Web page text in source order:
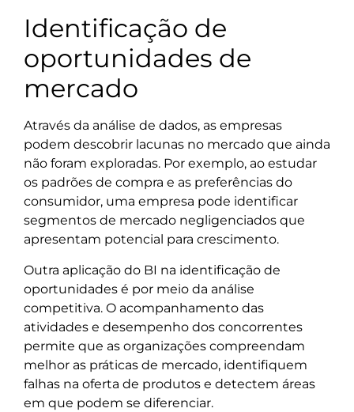
Identificação de
oportunidades de
mercado
Através da análise de dados, as empresas
podem descobrir lacunas no mercado que ainda
não foram exploradas. Por exemplo, ao estudar
os padrões de compra e as preferências do
consumidor, uma empresa pode identificar
segmentos de mercado negligenciados que
apresentam potencial para crescimento.
Outra aplicação do BI na identificação de
oportunidades é por meio da análise
competitiva. O acompanhamento das
atividades e desempenho dos concorrentes
permite que as organizações compreendam
melhor as práticas de mercado, identifiquem
falhas na oferta de produtos e detectem áreas
em que podem se diferenciar.